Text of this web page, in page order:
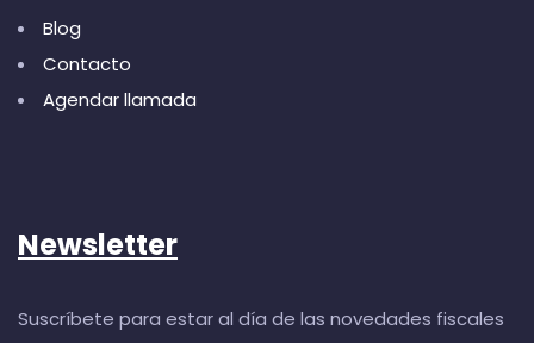
Blog
Contacto
Agendar llamada
Newsletter
Suscríbete para estar al día de las novedades fiscales